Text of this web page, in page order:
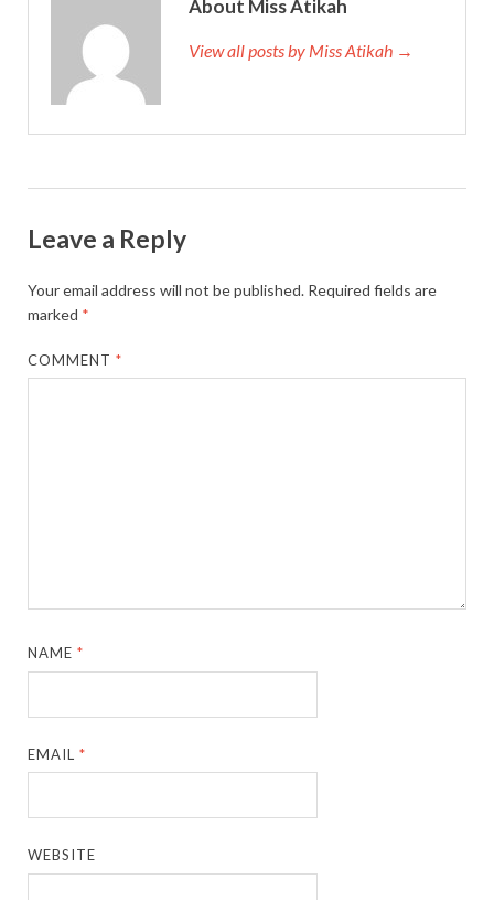
About Miss Atikah
View all posts by Miss Atikah →
Leave a Reply
Your email address will not be published. Required fields are
marked *
COMMENT*
NAME*
EMAIL*
WEBSITE